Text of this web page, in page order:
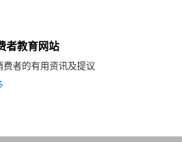
者教育网站
费者的有用资讯及提议